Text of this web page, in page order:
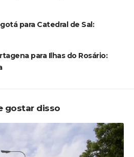
para Catedral de Sal:
para Ilhas do Rosário:
gostar disso